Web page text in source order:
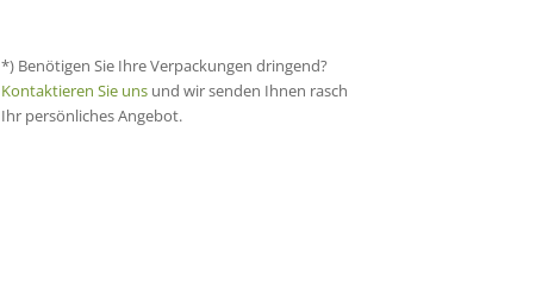
*) Benötigen Sie Ihre Verpackungen dringend?
Kontaktieren Sie unsund wir senden Ihnen rasch
Ihr persönliches Angebot.